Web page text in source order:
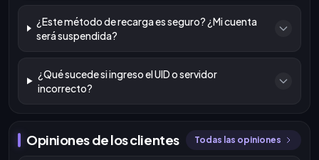
¿Este método de recarga es seguro? ¿Mi cuenta
será suspendida?
¿Qué sucede si ingreso el UID o servidor
incorrecto?
Opiniones de los clientes Todas las opiniones